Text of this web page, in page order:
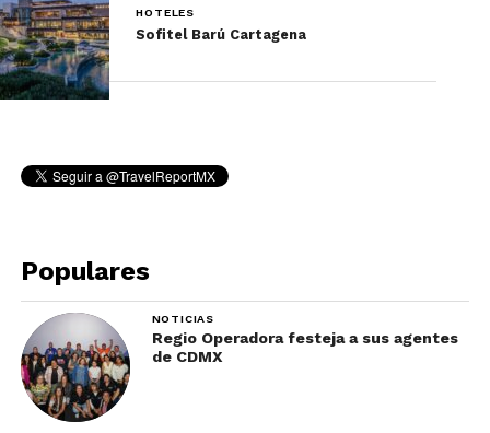
HOTELES
Sofitel Barú Cartagena
Populares
NOTICIAS
Regio Operadora festeja a sus agentes
de CDMX